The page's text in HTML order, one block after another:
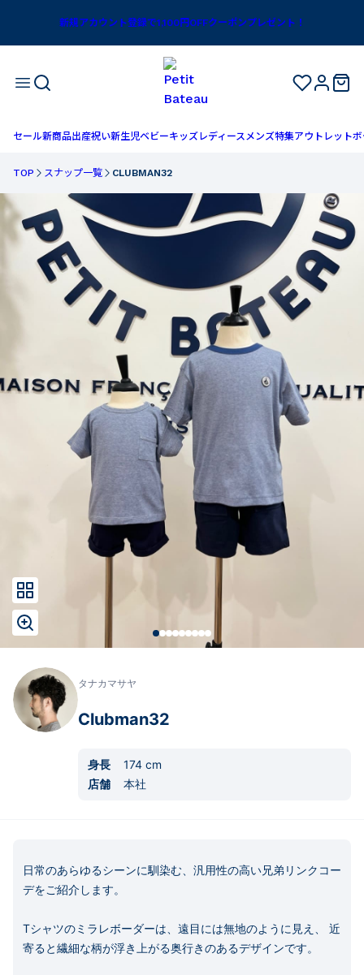
新規アカウント登録で1,100円OFFクーポンプレゼント！
セール新商品出産祝い新生児ベビーキッズ レディースメンズ特集アウトレットボ
TOP スナップ一覧 CLUBMAN32
タナカマサヤ
Clubman32
身長 174 cm
店舗
本社
日常のあらゆるシーンに馴染む、汎用性の高い兄弟リンクコー
デをご紹介します。
Tシャツのミラレボーダーは、遠目には無地のように見え、 近
寄ると繊細な柄が浮き上がる奥行きのあるデザインです。